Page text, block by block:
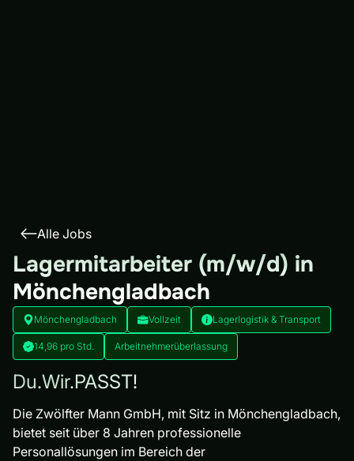
Alle Jobs
Lagermitarbeiter (m/w/d) in
Mönchengladbach
Mönchengladbach Vollzeit Lagerlogistik & Transport
14,96 pro Std. Arbeitnehmerüberlassung
Du.Wir.PASST!
Die Zwölfter Mann GmbH, mit Sitz in Mönchengladbach,
bietet seit über 8 Jahren professionelle
Personallösungen im Bereich der